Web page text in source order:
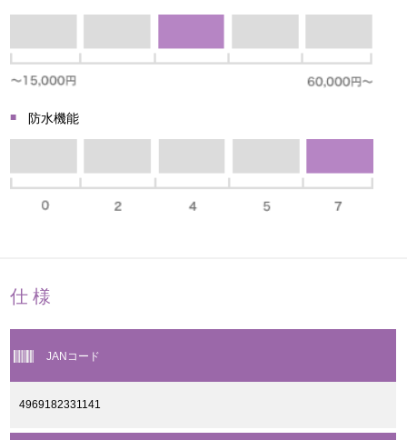
防水機能
仕様
JANコード
4969182331141